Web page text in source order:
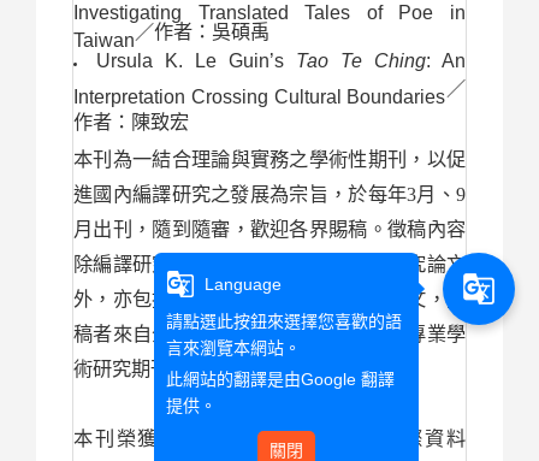
Investigating Translated Tales of Poe in
Taiwan ／作者：吳碩禹
Ursula K. Le Guin’s Tao Te Ching: An
Interpretation Crossing Cultural Boundaries ／
作者：陳致宏
本刊為一結合理論與實務之學術性期刊，以促
進國內編譯研究之發展為宗旨，於每年3月、9
月出刊，隨到隨審，歡迎各界賜稿。徵稿內容
除編譯研究與相關產業發展之學術性研究論文
外，亦包括評論、譯評、譯註等各種專文，投
稿者來自全球各地，是國內少有的編譯專業學
術研究期刊。
本刊榮獲收錄於 Scopus及EBSCO
國際資料
g_translate
Language
請點選此按鈕來選擇您喜歡的語
言來瀏覽本網站。
此網站的翻譯是由Google 翻譯
提供。
關閉
g_translate